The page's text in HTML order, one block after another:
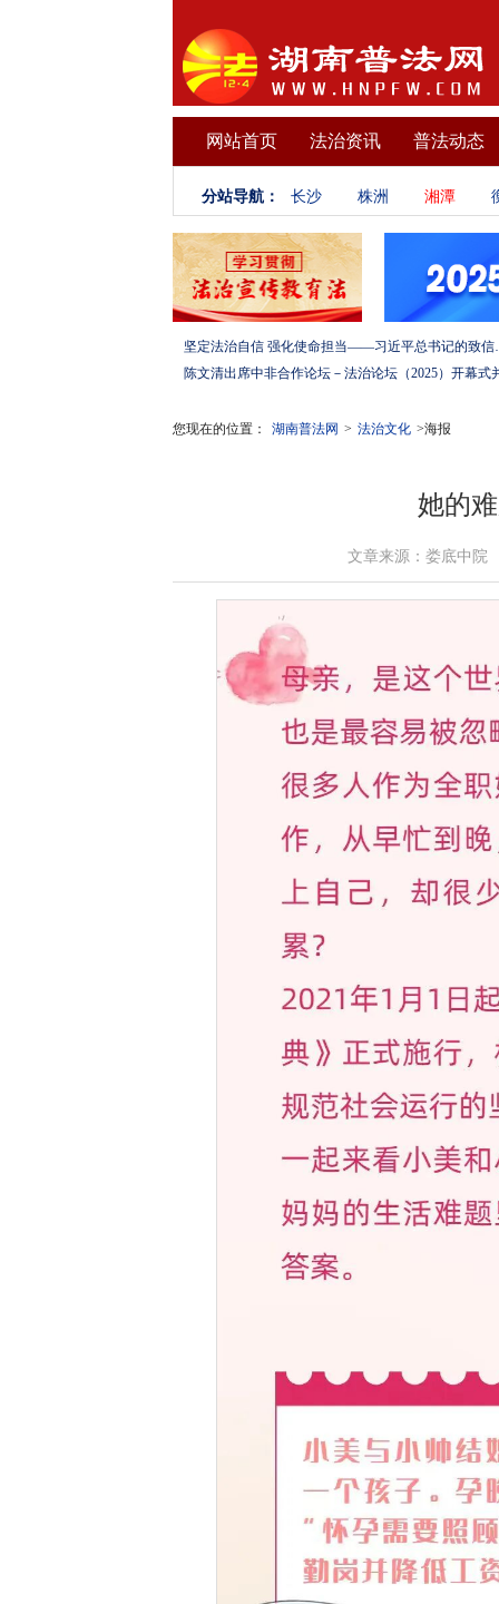
网站首页 法治资讯 普法动态
分站导航： 长沙 株洲 湘潭
坚定法治自信 强化使
您现在的位置： 湖南普法网 > 法治文化 >海报
她的
文章来源：娄底中